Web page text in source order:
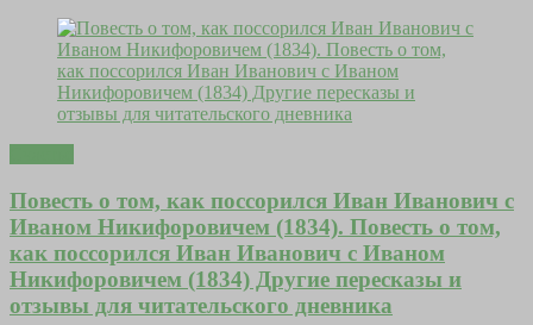
Повесть о том, как поссорился Иван Иванович с
Иваном Никифоровичем (1834). Повесть о том,
как поссорился Иван Иванович с Иваном
Никифоровичем (1834) Другие пересказы и
отзывы для читательского дневника